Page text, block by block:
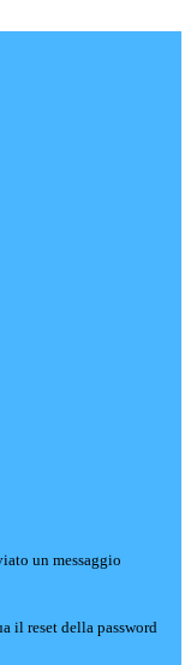
un messaggio
il reset della password